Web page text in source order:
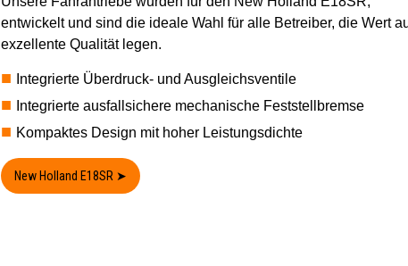
entwickelt und sind die ideale Wahl für alle Betreiber, die Wert
exzellente Qualität legen.
Integrierte Überdruck- und Ausgleichsventile
Integrierte ausfallsichere mechanische Feststellbremse
Kompaktes Design mit hoher Leistungsdichte
New Holland E18SR ➤